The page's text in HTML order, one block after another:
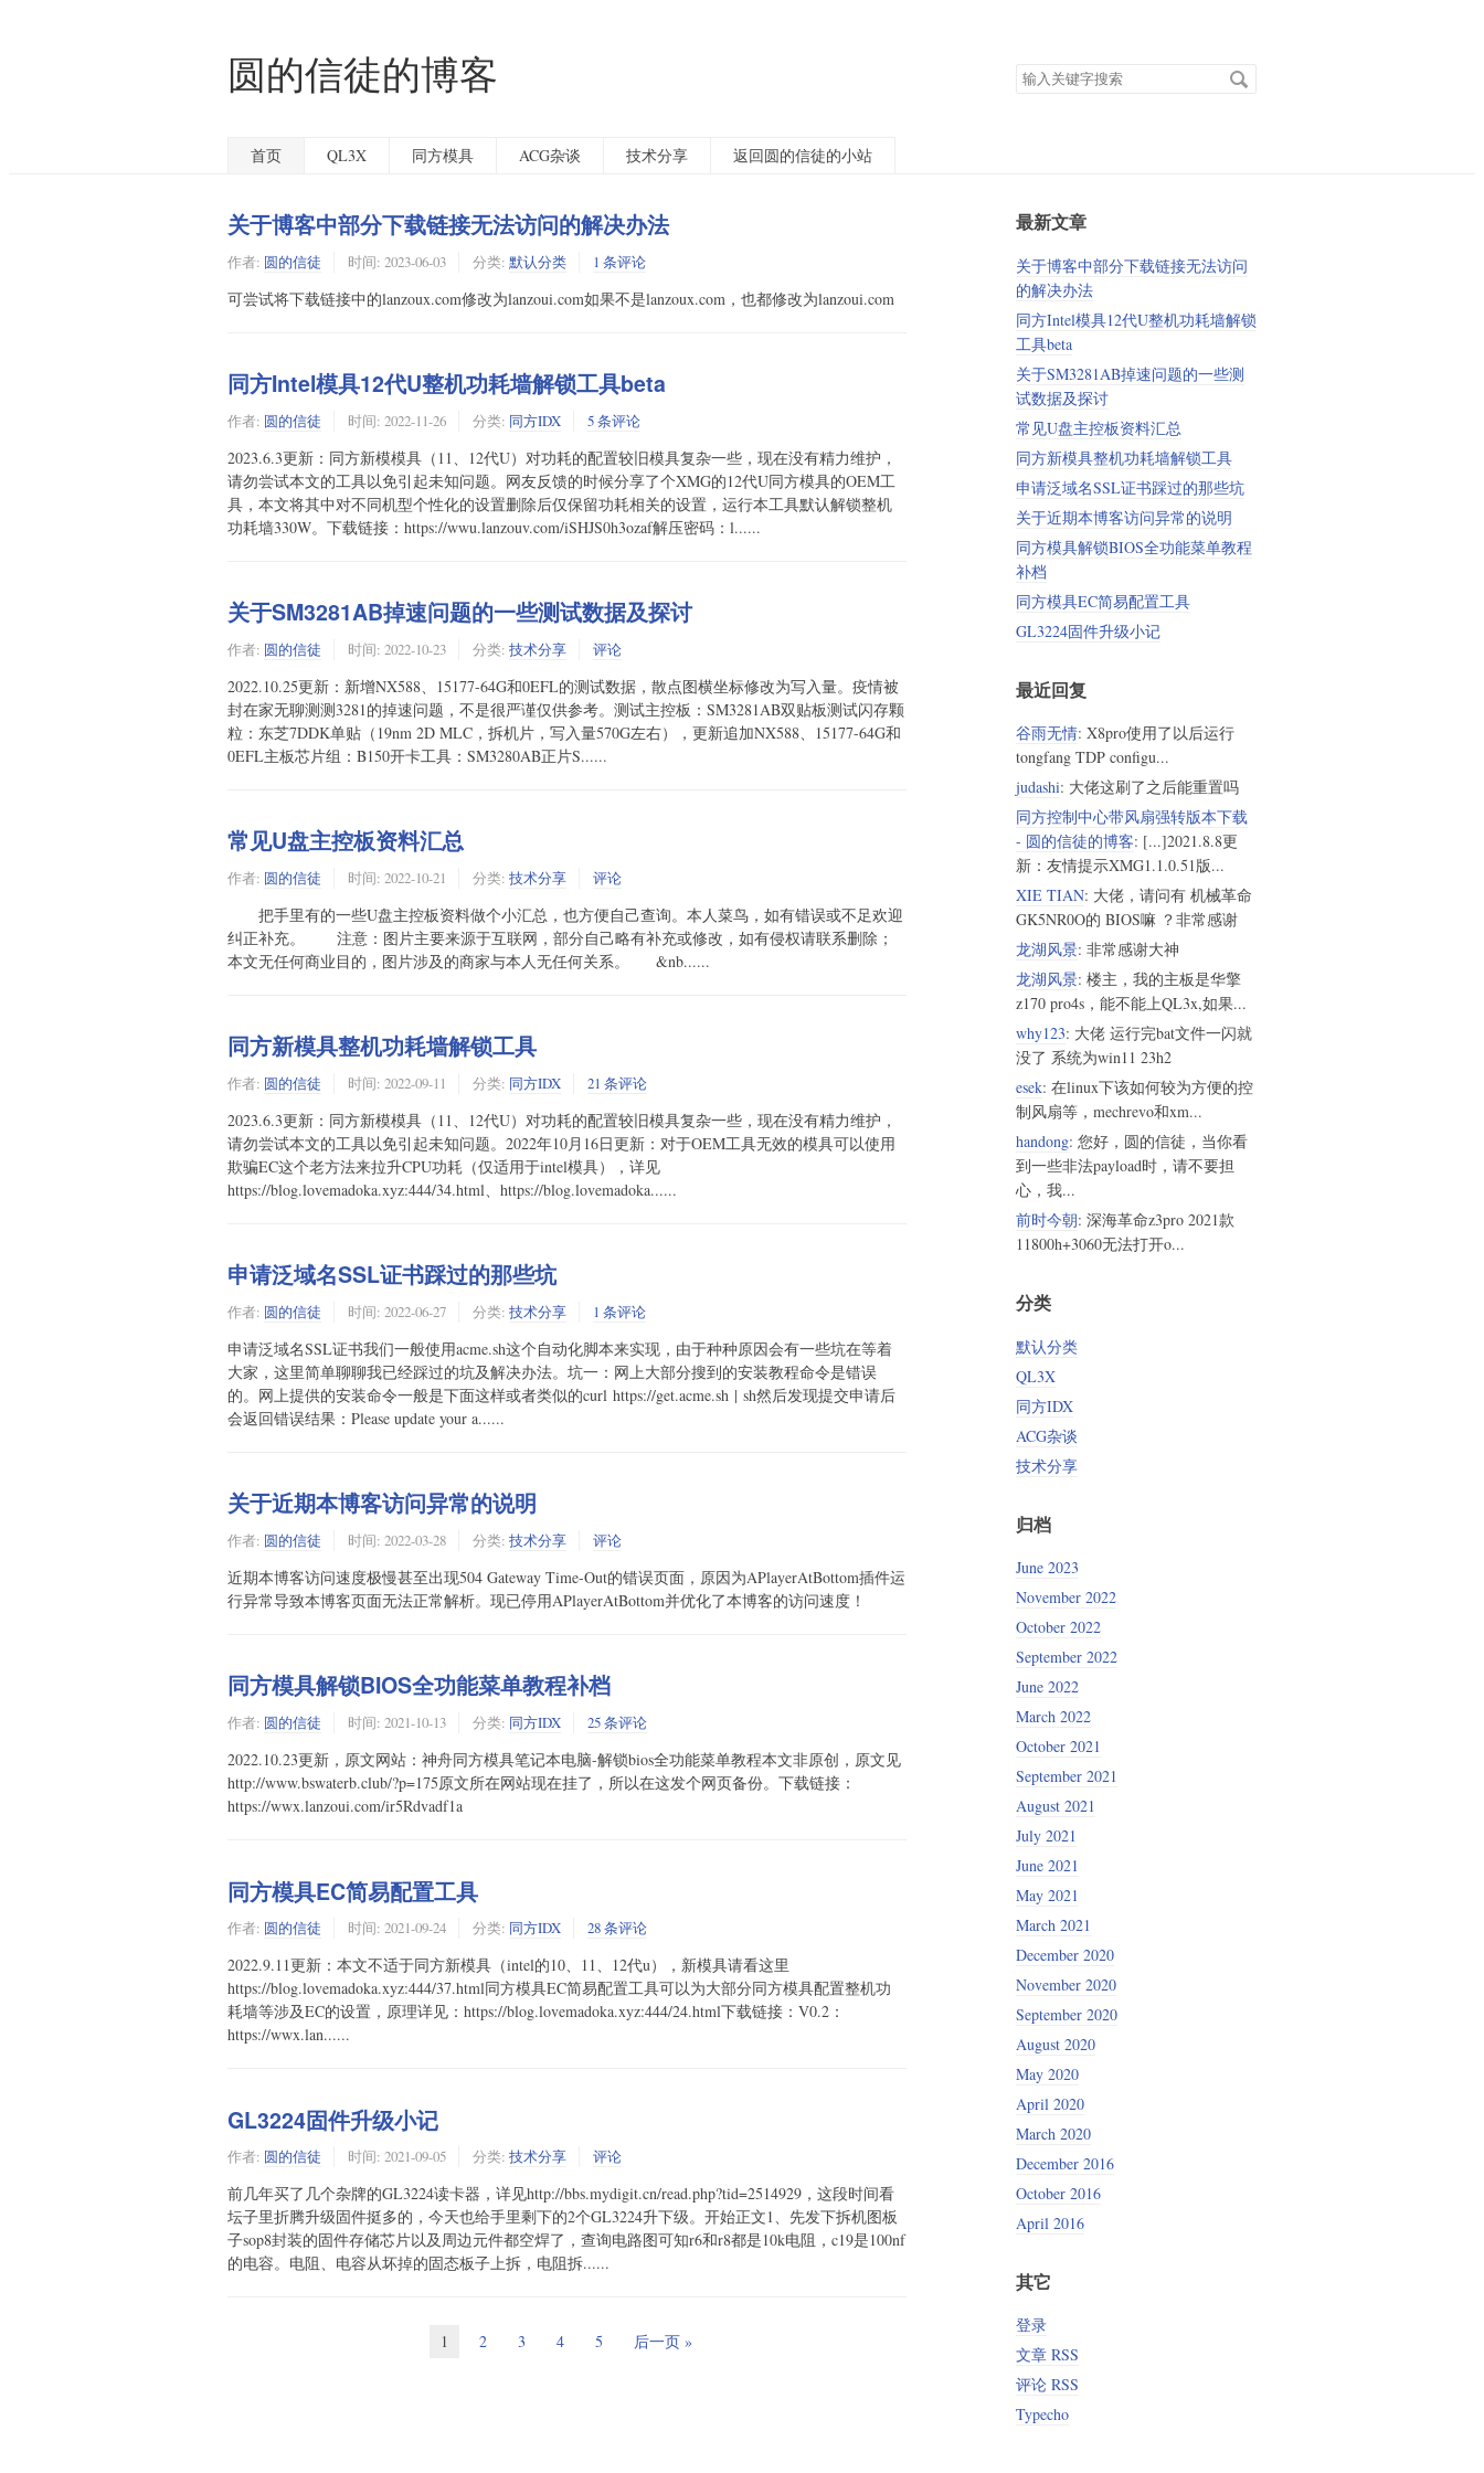
圆的信徒的博客
搜
首页 QL3X 同方模具 ACG杂谈 技术分享 返回圆的信徒的小站
关于博客中部分下载链接无法访问的解决办法
作者: 圆的信徒 时间: 2023-06-03 分类: 默认分类 1 条评论
可尝试将下载链接中的lanzoux.com修改为lanzoui.com如果不是lanzoux.com，也都修改为lanzoui.com
同方Intel模具12代U整机功耗墙解锁工具beta
作者: 圆的信徒 时间: 2022-11-26 分类: 同方IDX 5 条评论
2023.6.3更新：同方新模模具（11、12代U）对功耗的配置较旧模具复杂一些，现在没有精力维护，
请勿尝试本文的工具以免引起未知问题。网友反馈的时候分享了个XMG的12代U同方模具的OEM工
具，本文将其中对不同机型个性化的设置删除后仅保留功耗相关的设置，运行本工具默认解锁整机
功耗墙330W。下载链接：https://wwu.lanzouv.com/iSHJS0h3ozaf解压密码：l......
关于SM3281AB掉速问题的一些测试数据及探讨
作者: 圆的信徒 时间: 2022-10-23 分类: 技术分享 评论
2022.10.25更新：新增NX588、15177-64G和0EFL的测试数据，散点图横坐标修改为写入量。疫情被
封在家无聊测测3281的掉速问题，不是很严谨仅供参考。测试主控板：SM3281AB双贴板测试闪存颗
粒：东芝7DDK单贴（19nm 2D MLC，拆机片，写入量570G左右），更新追加NX588、15177-64G和
0EFL主板芯片组：B150开卡工具：SM3280AB正片S......
常见U盘主控板资料汇总
作者: 圆的信徒 时间: 2022-10-21 分类: 技术分享 评论
把手里有的一些U盘主控板资料做个小汇总，也方便自己查询。本人菜鸟，如有错误或不足欢迎
纠正补充。 注意：图片主要来源于互联网，部分自己略有补充或修改，如有侵权请联系删除；
本文无任何商业目的，图片涉及的商家与本人无任何关系。 &nb......
同方新模具整机功耗墙解锁工具
作者: 圆的信徒 时间: 2022-09-11 分类: 同方IDX 21 条评论
2023.6.3更新：同方新模模具（11、12代U）对功耗的配置较旧模具复杂一些，现在没有精力维护，
请勿尝试本文的工具以免引起未知问题。2022年10月16日更新：对于OEM工具无效的模具可以使用
欺骗EC这个老方法来拉升CPU功耗（仅适用于intel模具），详见
https://blog.lovemadoka.xyz:444/34.html、https://blog.lovemadoka......
申请泛域名SSL证书踩过的那些坑
作者: 圆的信徒 时间: 2022-06-27 分类: 技术分享 1 条评论
申请泛域名SSL证书我们一般使用acme.sh这个自动化脚本来实现，由于种种原因会有一些坑在等着
大家，这里简单聊聊我已经踩过的坑及解决办法。坑一：网上大部分搜到的安装教程命令是错误
的。网上提供的安装命令一般是下面这样或者类似的curl https://get.acme.sh | sh然后发现提交申请后
会返回错误结果：Please update your a......
关于近期本博客访问异常的说明
作者: 圆的信徒 时间: 2022-03-28 分类: 技术分享 评论
近期本博客访问速度极慢甚至出现504 Gateway Time-Out的错误页面，原因为APlayerAtBottom插件运
行异常导致本博客页面无法正常解析。现已停用APlayerAtBottom并优化了本博客的访问速度！
同方模具解锁BIOS全功能菜单教程补档
作者: 圆的信徒 时间: 2021-10-13 分类: 同方IDX 25 条评论
2022.10.23更新，原文网站：神舟同方模具笔记本电脑-解锁bios全功能菜单教程本文非原创，原文见
http://www.bswaterb.club/?p=175原文所在网站现在挂了，所以在这发个网页备份。下载链接：
https://wwx.lanzoui.com/ir5Rdvadf1a
同方模具EC简易配置工具
作者: 圆的信徒 时间: 2021-09-24 分类: 同方IDX 28 条评论
2022.9.11更新：本文不适于同方新模具（intel的10、11、12代u），新模具请看这里
https://blog.lovemadoka.xyz:444/37.html同方模具EC简易配置工具可以为大部分同方模具配置整机功
耗墙等涉及EC的设置，原理详见：https://blog.lovemadoka.xyz:444/24.html下载链接：V0.2：
https://wwx.lan......
GL3224固件升级小记
作者: 圆的信徒 时间: 2021-09-05 分类: 技术分享 评论
前几年买了几个杂牌的GL3224读卡器，详见http://bbs.mydigit.cn/read.php?tid=2514929，这段时间看
坛子里折腾升级固件挺多的，今天也给手里剩下的2个GL3224升下级。开始正文1、先发下拆机图板
子sop8封装的固件存储芯片以及周边元件都空焊了，查询电路图可知r6和r8都是10k电阻，c19是100nf
的电容。电阻、电容从坏掉的固态板子上拆，电阻拆......
1 2 3 4 5 后一页 »
最新文章
关于博客中部分下载链接无法访问
的解决办法
同方Intel模具12代U整机功耗墙解锁
工具beta
关于SM3281AB掉速问题的一些测
试数据及探讨
常见U盘主控板资料汇总
同方新模具整机功耗墙解锁工具
申请泛域名SSL证书踩过的那些坑
关于近期本博客访问异常的说明
同方模具解锁BIOS全功能菜单教程
补档
同方模具EC简易配置工具
GL3224固件升级小记
最近回复
谷雨无情: X8pro使用了以后运行
tongfang TDP configu...
judashi: 大佬这刷了之后能重置吗
同方控制中心带风扇强转版本下载
- 圆的信徒的博客: [...]2021.8.8更
新：友情提示XMG1.1.0.51版...
XIE TIAN: 大佬，请问有 机械革命
GK5NR0O的 BIOS嘛 ？非常感谢
龙湖风景: 非常感谢大神
龙湖风景: 楼主，我的主板是华擎
z170 pro4s，能不能上QL3x,如果...
why123: 大佬 运行完bat文件一闪就
没了 系统为win11 23h2
esek: 在linux下该如何较为方便的控
制风扇等，mechrevo和xm...
handong: 您好，圆的信徒，当你看
到一些非法payload时，请不要担
心，我...
前时今朝: 深海革命z3pro 2021款
11800h+3060无法打开o...
分类
默认分类
QL3X
同方IDX
ACG杂谈
技术分享
归档
June 2023
November 2022
October 2022
September 2022
June 2022
March 2022
October 2021
September 2021
August 2021
July 2021
June 2021
May 2021
March 2021
December 2020
November 2020
September 2020
August 2020
May 2020
April 2020
March 2020
December 2016
October 2016
April 2016
其它
登录
文章 RSS
评论 RSS
Typecho